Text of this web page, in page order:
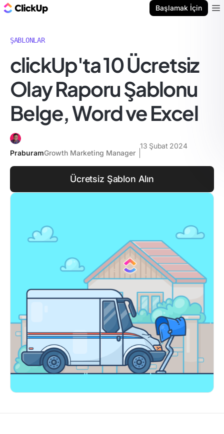
Başlamak İçin
ŞABLONLAR
clickUp'ta 10 Ücretsiz
Olay Raporu Şablonu
Belge, Word ve Excel
PraburamGrowth Marketing Manager
13 Şubat 2024
Ücretsiz Şablon Alın